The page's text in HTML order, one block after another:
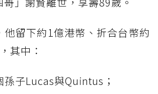
他留下約1億港幣、折合台幣約
其中：
子Lucas與Quintus；